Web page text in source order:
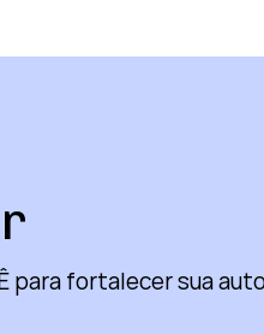
para fortalecer sua